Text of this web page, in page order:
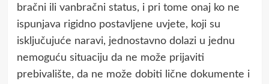
bračni ili vanbračni status, i pri tome onaj ko ne
ispunjava rigidno postavljene uvjete, koji su
isključujuće naravi, jednostavno dolazi u jednu
nemoguću situaciju da ne može prijaviti
prebivalište, da ne može dobiti lične dokumente i